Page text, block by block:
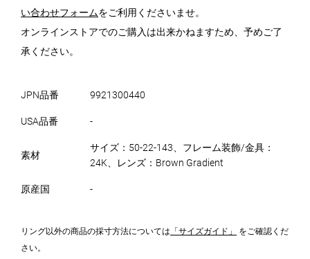
い合わせフォームをご利用くださいませ。
オンラインストアでのご購入は出来かねますため、予めご了
承ください。
JPN品番 9921300440
USA品番 -
素材
サイズ：50-22-143、フレーム装飾/金具：
24K、レンズ：Brown Gradient
原産国 -
リング以外の商品の採寸方法については 「サイズガイド」
をご確認くだ
さい。